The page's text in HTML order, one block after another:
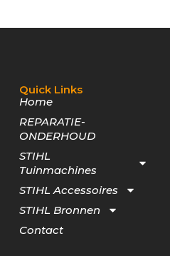
Quick Links
Home
REPARATIE-
ONDERHOUD
STIHL
Tuinmachines
STIHL Accessoires
STIHL Bronnen
Contact